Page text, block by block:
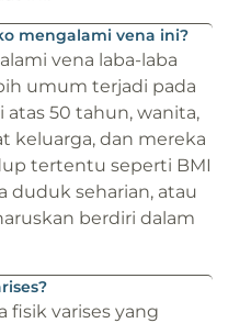
mengalami vena ini?
vena laba-laba
umum terjadi pada
atas 50 tahun, wanita,
keluarga, dan mereka
tertentu seperti BMI
duduk seharian, atau
berdiri dalam
fisik varises yang